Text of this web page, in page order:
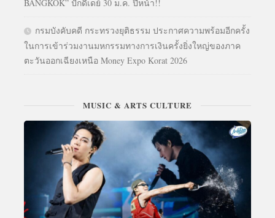
BANGKOK” ปักดีเดย์ 30 ม.ค. ปีหน้า!!
กรมบังคับคดี กระทรวงยุติธรรม ประกาศความพร้อมอีกครั้ง
ในการเข้าร่วมงานมหกรรมทางการเงินครั้งยิ่งใหญ่ของภาค
ตะวันออกเฉียงเหนือ Money Expo Korat 2026
MUSIC & ARTS CULTURE